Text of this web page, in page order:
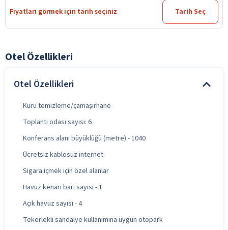
Fiyatları görmek için tarih seçiniz Tarih Seç
Otel Özellikleri
Otel Özellikleri
Kuru temizleme/çamaşırhane
Toplantı odası sayısı: 6
Konferans alanı büyüklüğü (metre) - 1040
Ücretsiz kablosuz internet
Sigara içmek için özel alanlar
Havuz kenarı barı sayısı - 1
Açık havuz sayısı - 4
Tekerlekli sandalye kullanımına uygun otopark